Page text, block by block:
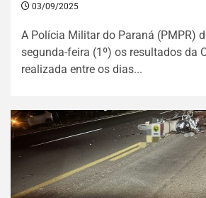
03/09/2025
A Polícia Militar do Paraná (PMPR)
segunda-feira (1º) os resultados da
realizada entre os dias...